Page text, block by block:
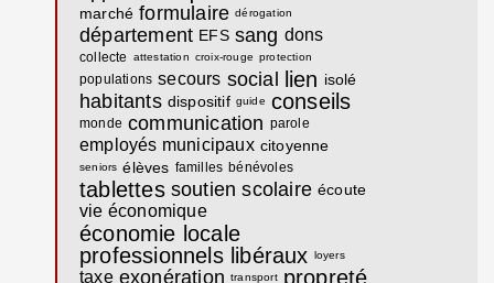
marché formulaire dérogation
département EFS sang dons
collecte attestation croix-rouge protection
populations secours social lien isolé
habitants dispositif guide conseils
monde communication parole
employés municipaux citoyenne
seniors élèves familles bénévoles
tablettes soutien scolaire écoute
vie économique
économie locale
professionnels libéraux loyers
taxe exonération transport propreté